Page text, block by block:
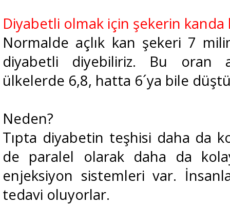
Diyabetli olmak için şekerin kanda
Normalde açlık kan şekeri 7
diyabetli diyebiliriz. Bu oran
ülkelerde 6,8, hatta 6´ya bile
Neden?
Tıpta diyabetin teşhisi daha da
de paralel olarak daha da
enjeksiyon sistemleri var.
tedavi oluyorlar.